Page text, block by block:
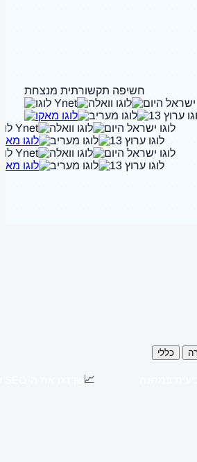
חשיפה תקשורתית מנצחת
כללי
📈